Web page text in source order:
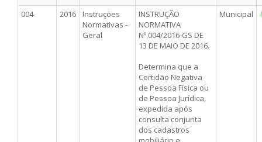
004 2016
Instruções
Normativas -
Geral
INSTRUÇÃO
NORMATIVA
Nº.004/2016-GS DE
13 DE MAIO DE 2016.
Determina que a
Certidão Negativa
de Pessoa Física ou
de Pessoa Jurídica,
expedida após
consulta conjunta
dos cadastros
Municipal